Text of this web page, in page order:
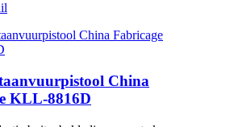
China
KLL-8816D